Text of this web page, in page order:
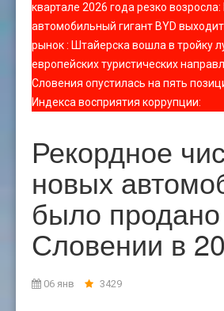
квартале 2026 года резко возросла:
автомобильный гигант BYD
рынок: Штайерска вошла в тройку
европейских туристических
Словения опустилась на пять
Индекса восприятия коррупции:
Рекордное
новых
было
Словении в
06 янв 3429